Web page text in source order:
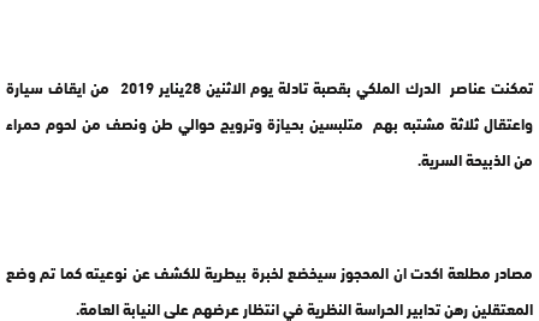
تمكنت عناصر الدرك الملكي بقصبة تادلة يوم الاثنين 28يناير 2019 من ايقاف سيارة
واعتقال ثلاثة مشتبه بهم متلبسين بحيازة وترويج حوالي طن ونصف من لحوم حمراء
من الذبيحة السرية.
مصادر مطلعة اكدت ان المحجوز سيخضع لخبرة بيطرية للكشف عن نوعيته كما تم وضع
المعتقلين رهن تدابير الحراسة النظرية في انتظار عرضهم على النيابة العامة.